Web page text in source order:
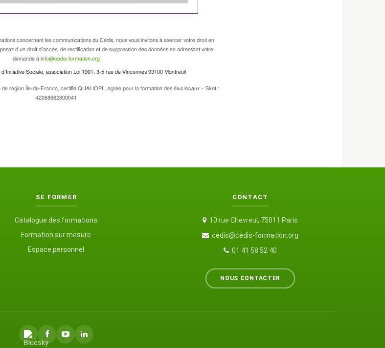
concernant les communications du Cédis, nous vous invitons à exercer votre droit en
d’un droit d’accès, de rectification et de suppression des données en adressant votre
demande à info@cedis-formation.org
Sociale, association Loi 1901, 3-5 rue de Vincennes 93100 Montreuil
région Île-de-France, certifié QUALIOPI, agréé pour la formation des élus locaux – Siret :
42068662800041
SE FORMER
Catalogue des formations
Formation sur mesure
Espace personnel
CONTACT
10 rue Chevreul, 75011 Paris
cedis@cedis-formation.org
01 41 58 52 40
NOUS CONTACTER